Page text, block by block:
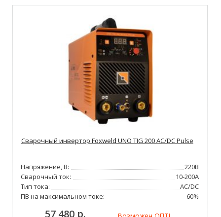
Сварочный инвертор Foxweld UNO TIG 200 AC/DC Pulse
Напряжение, В:
220В
Сварочный ток:
10-200А
Тип тока:
AC/DC
ПВ на максимальном токе:
60%
57 480 р.